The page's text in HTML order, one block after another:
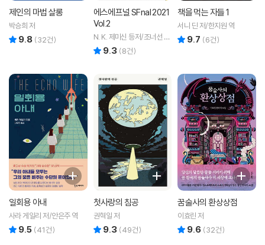
제인의 마법 살롱
박승희 저
9.8 (32건)
에스에프널 SFnal 2021
Vol.2
N. K. 제미신 등저/조너선 스
트라한 편
9.3 (8건)
책을 먹는 자들 1
서니 딘 저/한지원 역
9.7 (6건)
일회용 아내
사라 게일리 저/안은주 역
9.5 (41건)
첫사랑의 침공
권혁일 저
9.3 (49건)
꿈술사의 환상상점
이효린 저
9.6 (32건)